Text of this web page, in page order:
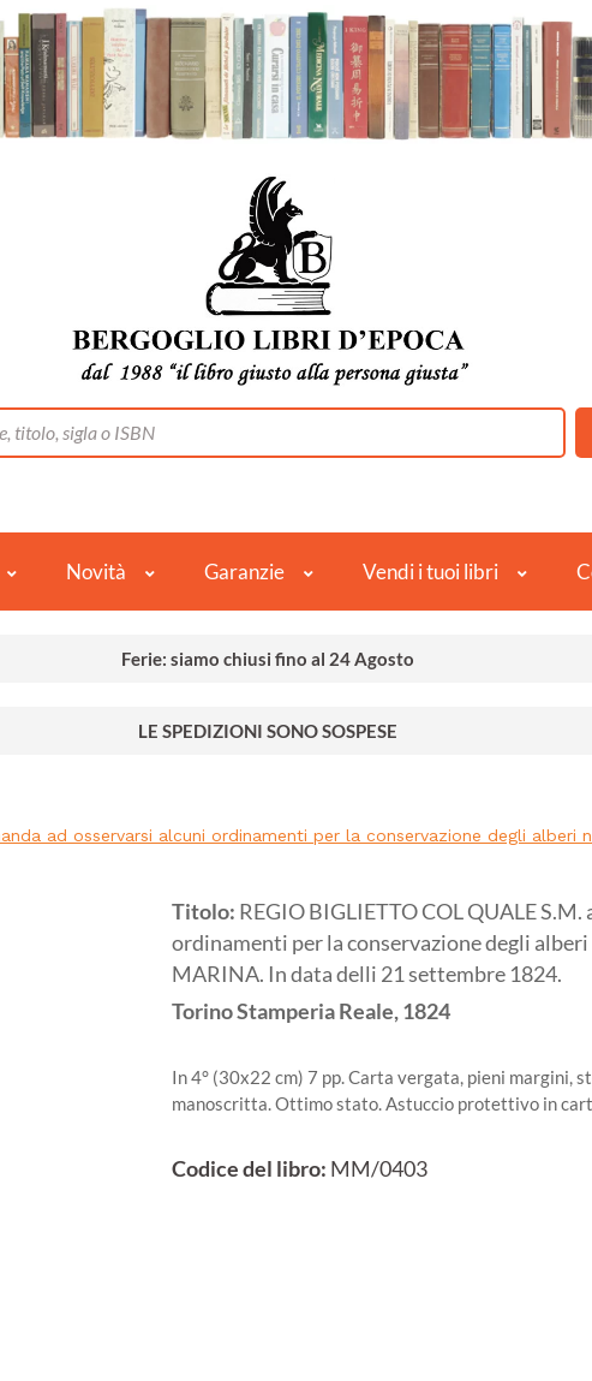
Novità Garanzie Vendi i tuoi libri
Ferie: siamo chiusi fino al 24 Agosto
LE SPEDIZIONI SONO SOSPESE
ad osservarsi alcuni ordinamenti per la conservazione degli alberi
Titolo: REGIO BIGLIETTO COL QUALE
ordinamenti per la conservazione degli
MARINA. In data delli 21 settembre 1824.
TorinoStamperia Reale,1824
In 4° (30x22 cm) 7 pp. Carta vergata, pieni margini,
manoscritta. Ottimo stato. Astuccio protettivo in
Codice del libro: MM/0403